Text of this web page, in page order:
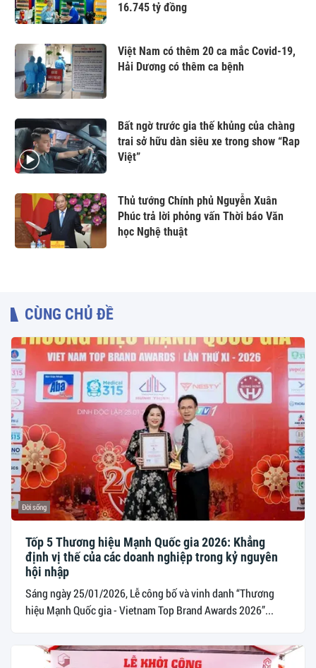
16.745 tỷ đồng
Việt Nam có thêm 20 ca mắc Covid-19,
Hải Dương có thêm ca bệnh
Bất ngờ trước gia thế khủng của chàng
trai sở hữu dàn siêu xe trong show “Rap
Việt”
Thủ tướng Chính phủ Nguyễn Xuân
Phúc trả lời phỏng vấn Thời báo Văn
học Nghệ thuật
CÙNG CHỦ ĐỀ
Đời sống
Tốp 5 Thương hiệu Mạnh Quốc gia 2026: Khẳng
định vị thế của các doanh nghiệp trong kỷ nguyên
hội nhập
Sáng ngày 25/01/2026, Lễ công bố và vinh danh “Thương
hiệu Mạnh Quốc gia - Vietnam Top Brand Awards 2026”...